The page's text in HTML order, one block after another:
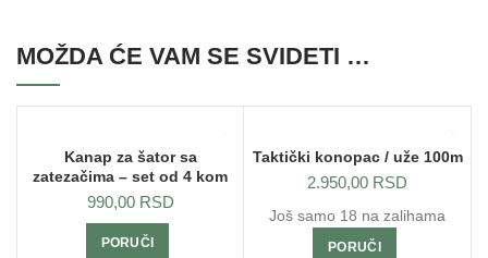
MOŽDA ĆE VAM SE SVIDETI …
Kanap za šator sa
zatezačima – set od 4 kom
990,00 RSD
PORUČI
Taktički konopac / uže 100m
2.950,00 RSD
Još samo 18 na zalihama
PORUČI